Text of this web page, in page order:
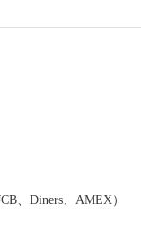
田ねぎ」は１００
ても希少なねぎ
です。徳田ねぎを
ラクター「ねぎっ
、Diners、AMEX）